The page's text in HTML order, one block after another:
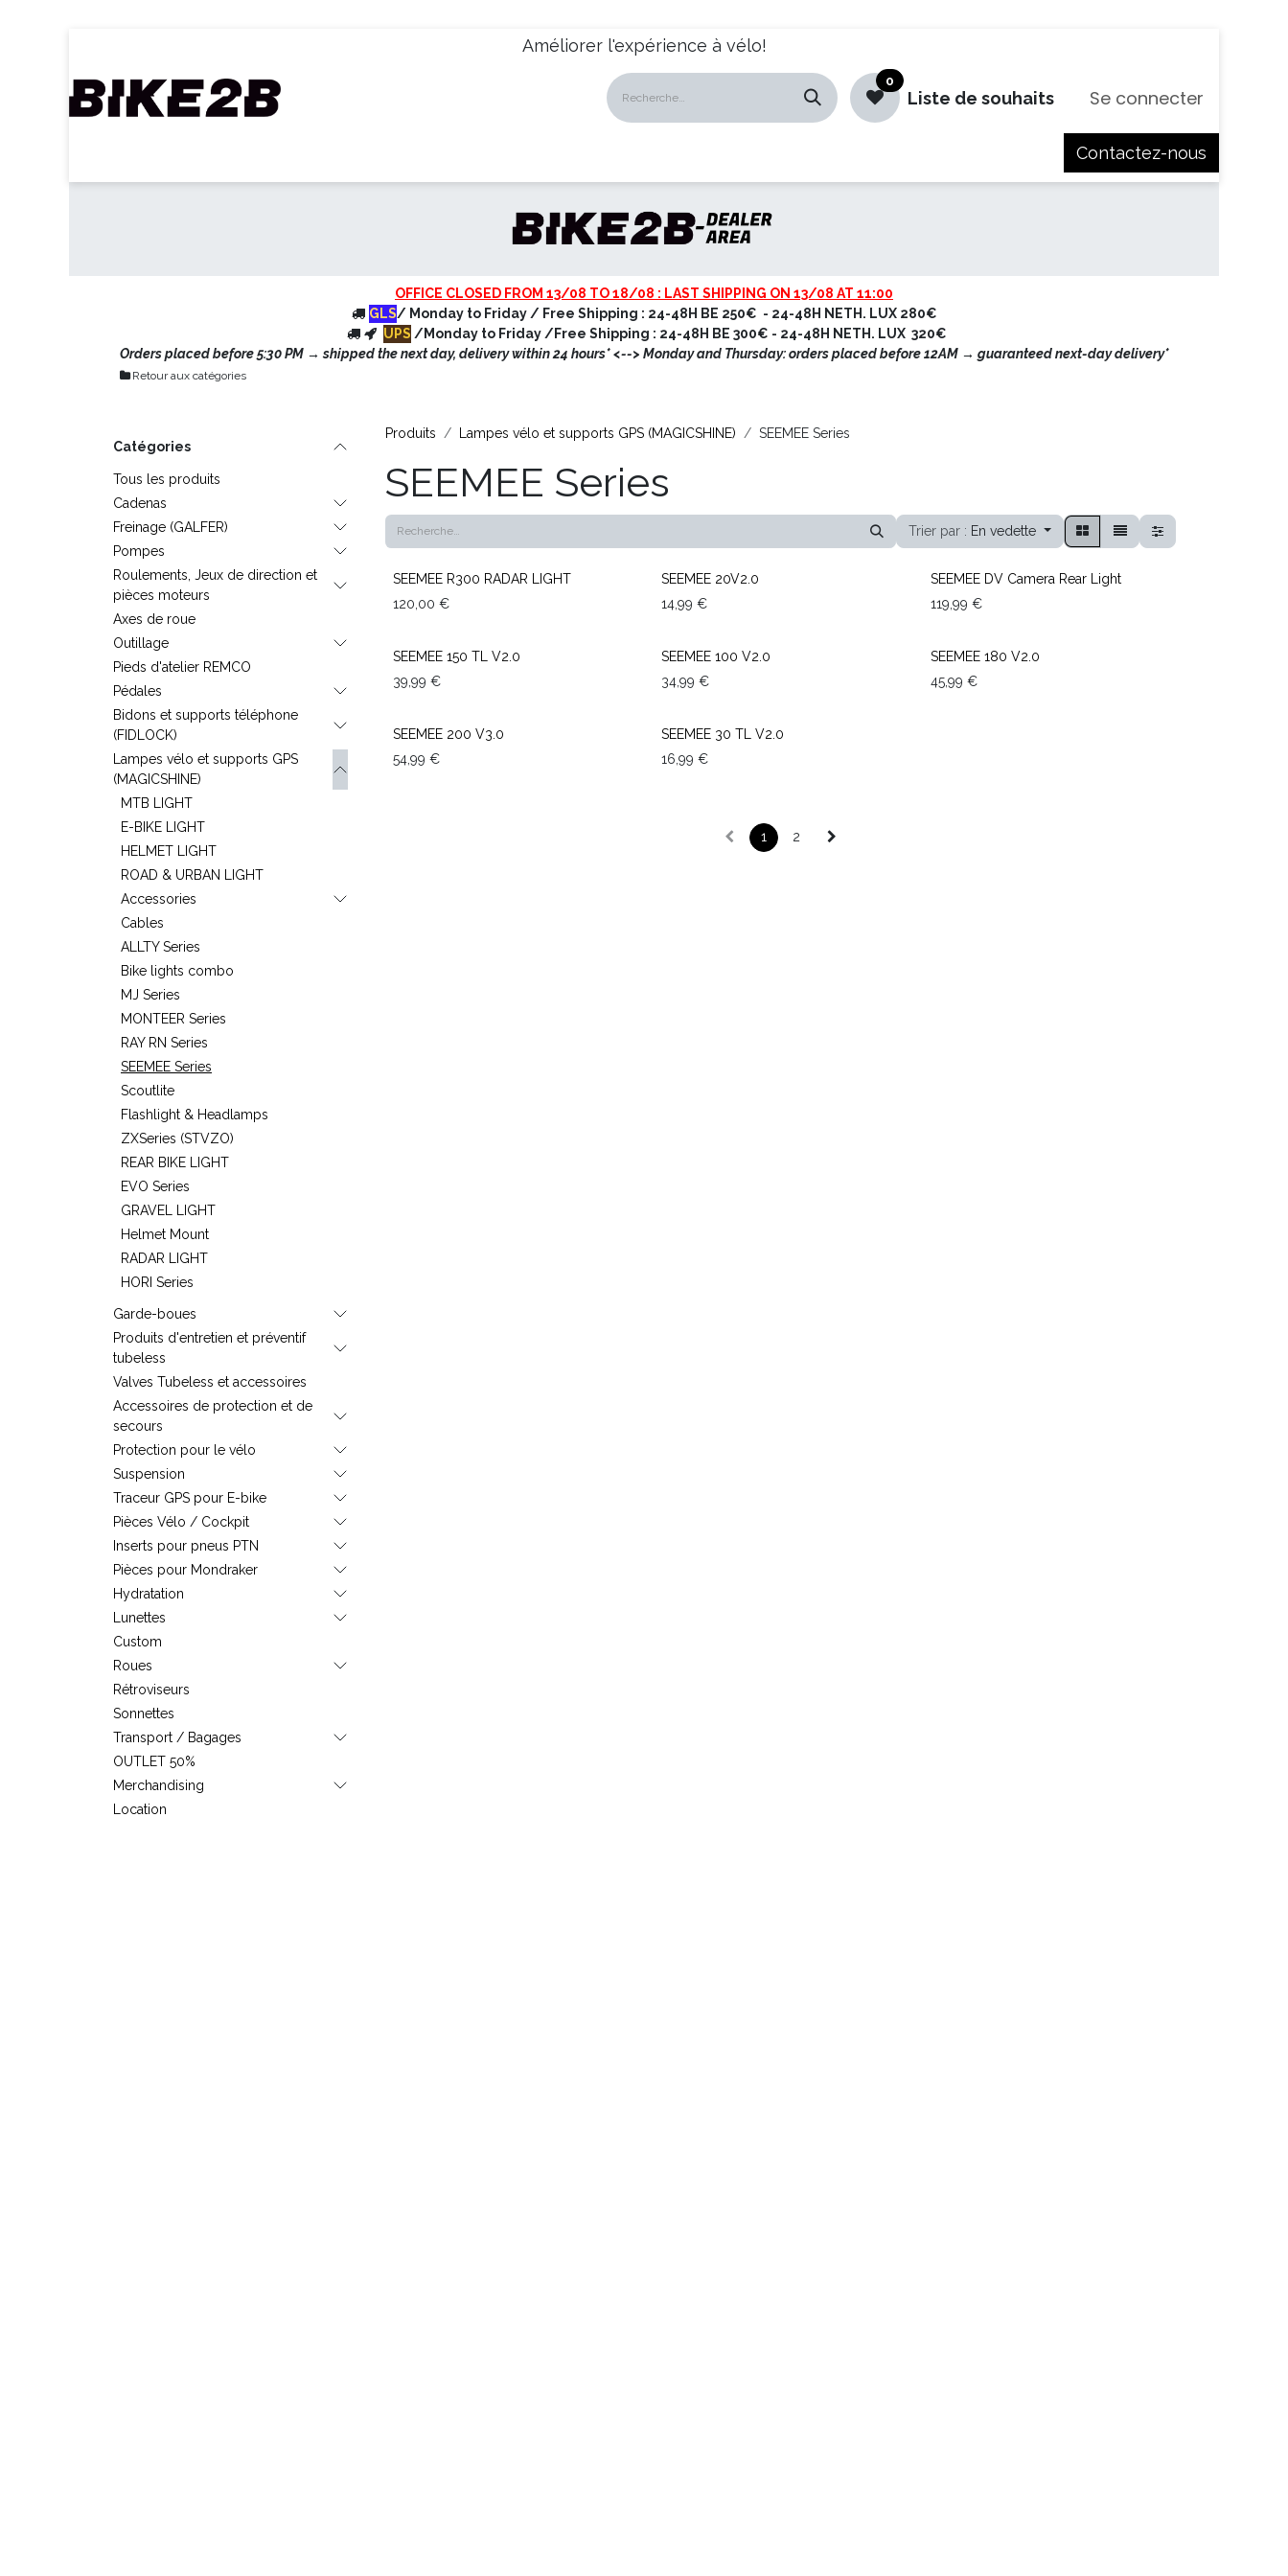
Améliorer l'expérience à vélo!
0
Liste de souhaits Se connecter
Contactez-nous
OFFICE CLOSED FROM 13/08 TO 18/08 : LAST SHIPPING ON 13/08 AT 11:00
GLS/ Monday to Friday / Free Shipping : 24-48H BE 250€ - 24-48H NETH. LUX 280€
UPS /Monday to Friday /Free Shipping : 24-48H BE 300€ - 24-48H NETH. LUX 320€
Orders placed before 5:30 PM → shipped the next day, delivery within 24 hours* <--> Monday and Thursday: orders placed before 12AM → guaranteed next-day delivery*
Retour aux catégories
Catégories
Tous les produits
Cadenas
Freinage (GALFER)
Pompes
Roulements, Jeux de direction et
pièces moteurs
Axes de roue
Outillage
Pieds d'atelier REMCO
Pédales
Bidons et supports téléphone
(FIDLOCK)
Lampes vélo et supports GPS
(MAGICSHINE)
MTB LIGHT
E-BIKE LIGHT
HELMET LIGHT
ROAD & URBAN LIGHT
Accessories
Cables
ALLTY Series
Bike lights combo
MJ Series
MONTEER Series
RAY RN Series
SEEMEE Series
Scoutlite
Flashlight & Headlamps
ZXSeries (STVZO)
REAR BIKE LIGHT
EVO Series
GRAVEL LIGHT
Helmet Mount
RADAR LIGHT
HORI Series
Garde-boues
Produits d'entretien et préventif
tubeless
Valves Tubeless et accessoires
Accessoires de protection et de
secours
Protection pour le vélo
Suspension
Traceur GPS pour E-bike
Pièces Vélo / Cockpit
Inserts pour pneus PTN
Pièces pour Mondraker
Hydratation
Lunettes
Custom
Roues
Rétroviseurs
Sonnettes
Transport / Bagages
OUTLET 50%
Merchandising
Location
Produits Lampes vélo et supports GPS (MAGICSHINE) SEEMEE Series
SEEMEE Series
Trier par : En vedette
SEEMEE R300 RADAR LIGHT
120,00 €
SEEMEE 20V2.0
14,99 €
SEEMEE DV Camera Rear Light
119,99 €
SEEMEE 150 TL V2.0
39,99 €
SEEMEE 100 V2.0
34,99 €
SEEMEE 180 V2.0
45,99 €
SEEMEE 200 V3.0
54,99 €
SEEMEE 30 TL V2.0
16,99 €
1 2